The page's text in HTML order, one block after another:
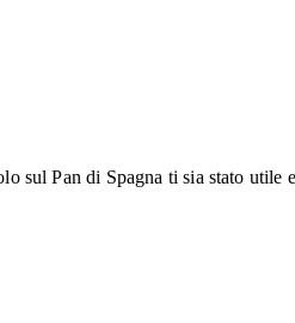
sul Pan di Spagna ti sia stato utile